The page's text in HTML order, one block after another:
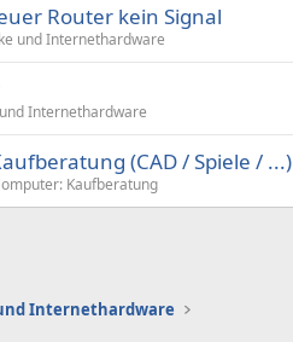
Router kein Signal
und Internethardware
Internethardware
(CAD / Spiele / ...)
Kaufberatung
Internethardware